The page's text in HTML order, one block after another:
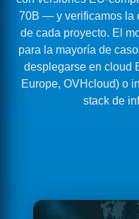
70B — y verificamos la
de cada proyecto. El
para la mayoría de
desplegarse en cloud
Europe, OVHcloud) o
stack de